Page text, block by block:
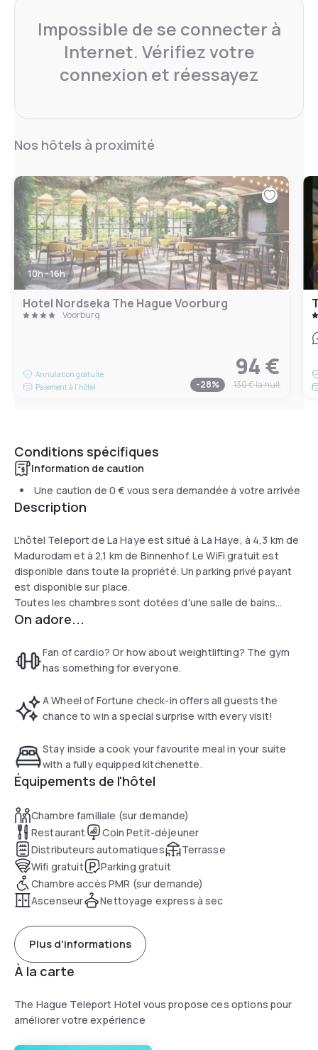
Impossible de se connecter à
Internet. Vérifiez votre
connexion et réessayez
Nos hôtels à proximité
10h - 16h
Hotel Nordseka The Hague Voorburg
Voorburg
Annulation gratuite
Paiement à l'hôtel
94 €
-28% 130 €la nuit
Conditions spécifiques
Information de caution
Une caution de0 € vous sera demandée à votre arrivée
Description
L'hôtel Teleport de La Haye est situé à La Haye, à 4,3 km de
Madurodam et à 2,1 km de Binnenhof. Le WiFi gratuit est
disponible dans toute la propriété. Un parking privé payant
est disponible sur place.
Toutes les chambres sont dotées d'une salle de bains
privée et offrent du thé et café gratuit.
24.
Vous pourrez pratiquer diverses activités dans les environs,
également la location de vélos. L'université de La Haye se
trouve à 900 m de l'hôtel Teleport de La Haye, tandis que le
plus proche est l'aéroport de Rotterdam La Haye, à 14 km de
l'hôtel The Hague Teleport.
On adore...
Fan of cardio? Or how about weightlifting? The gym
has something for everyone.
A Wheel of Fortune check-in offers all guests the
chance to win a special surprise with every visit!
Stay inside a cook your favourite meal in your suite
with a fully equipped kitchenette.
Équipements de l'hôtel
Chambre familiale (sur demande)
Restaurant
Coin Petit-déjeuner
Distributeurs automatiques
Terrasse
Wifi gratuit
Parking gratuit
Chambre accès PMR (sur demande)
Ascenseur
Nettoyage express à sec
Plus d'informations
À la carte
The Hague Teleport Hotel vous propose ces options pour
améliorer votre expérience